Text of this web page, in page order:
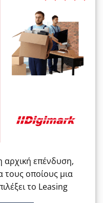
αρχική επένδυση,
τους οποίους μια
το Leasing